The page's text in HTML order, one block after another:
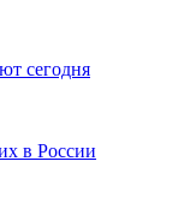
сегодня
в России